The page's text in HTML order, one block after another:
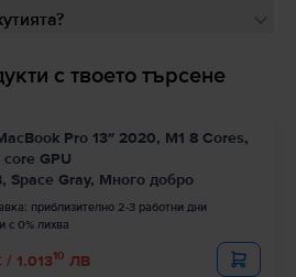
с твоето търсене
Pro 13″ 2020, M1 8 Cores,
GPU
Space Gray, Много добро
приблизително 2-3 работни дни
с 0% лихва
/ 1.01310 ЛВ